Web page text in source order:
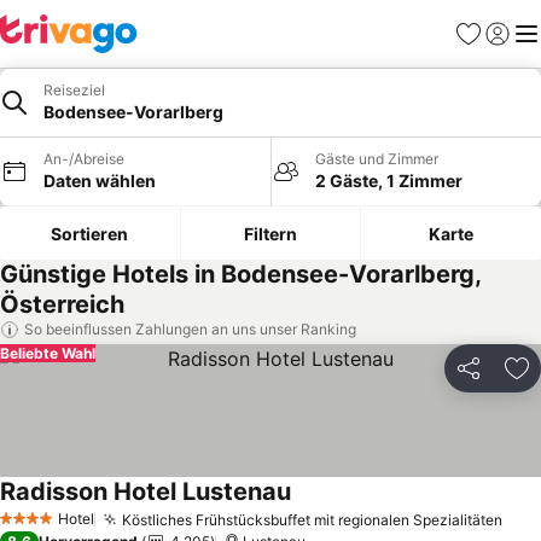
Favoriten
Reiseziel
Bodensee-Vorarlberg
An-/Abreise
Daten wählen
Gäste und Zimmer
2 Gäste, 1 Zimmer
Sortieren Filtern Karte
Günstige Hotels in Bodensee-Vorarlberg,
Österreich
So beeinflussen Zahlungen an uns unser Ranking
Teilen
Beliebte Wahl
4 Sterne Hotel Köstliches Frühstücksbuffet mit regionalen Spezialitäten
Radisson Hotel LustenauPreise sehen